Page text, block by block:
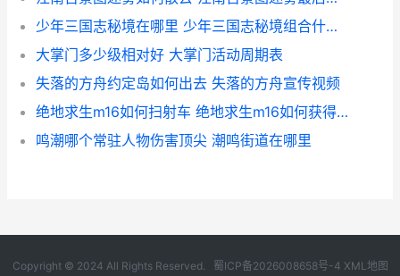
少年三国志秘境在哪里 少年三国志秘境组合什么意思
大掌门多少级相对好 大掌门活动周期表
失落的方舟约定岛如何出去 失落的方舟宣传视频
绝地求生m16如何扫射车 绝地求生m16如何获得的
鸣潮哪个常驻人物伤害顶尖 潮鸣街道在哪里
Copyright © 2024 All Rights Reserved. 蜀ICP备2026008658号-4 XML地图